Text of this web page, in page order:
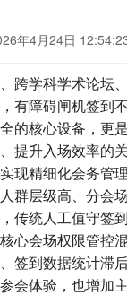
年4月24日
跨学科学术论坛
有障碍闸机签到
的核心设备，更
提升入场效率的
现精细化会务管
群层级高、分会
传统人工值守签
心会场权限管控
签到数据统计滞
会体验，也增加